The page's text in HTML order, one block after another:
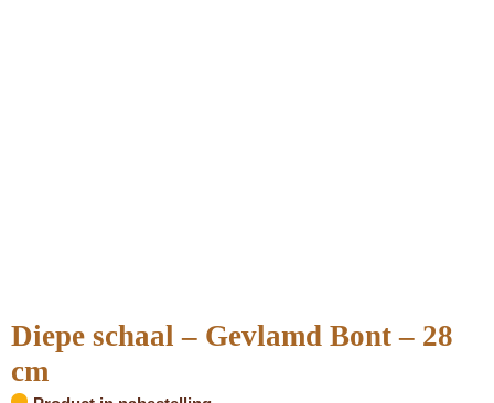
Diepe schaal – Gevlamd Bont – 28
cm